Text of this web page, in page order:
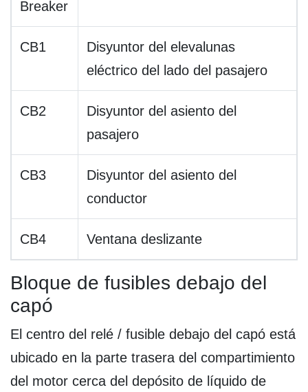
Breaker
CB1
Disyuntor del elevalunas
eléctrico del lado del pasajero
CB2
Disyuntor del asiento del
pasajero
CB3
Disyuntor del asiento del
conductor
CB4 Ventana deslizante
Bloque de fusibles debajo del
capó
El centro del relé / fusible debajo del capó está
ubicado en la parte trasera del compartimiento
del motor cerca del depósito de líquido de